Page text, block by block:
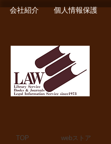
会社紹介 個人情報保護
TOP webストア